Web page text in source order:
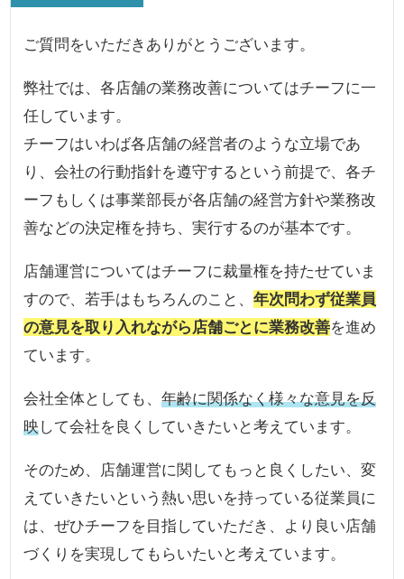
ご質問をいただきありがとうございます。
弊社では、各店舗の業務改善についてはチーフに一
任しています。
チーフはいわば各店舗の経営者のような立場であ
り、会社の行動指針を遵守するという前提で、各チ
ーフもしくは事業部長が各店舗の経営方針や業務改
善などの決定権を持ち、実行するのが基本です。
店舗運営についてはチーフに裁量権を持たせていま
すので、若手はもちろんのこと、年次問わず従業員
の意見を取り入れながら店舗ごとに業務改善を進め
ています。
会社全体としても、年齢に関係なく様々な意見を反
映して会社を良くしていきたいと考えています。
そのため、店舗運営に関してもっと良くしたい、変
えていきたいという熱い思いを持っている従業員に
は、ぜひチーフを目指していただき、より良い店舗
づくりを実現してもらいたいと考えています。